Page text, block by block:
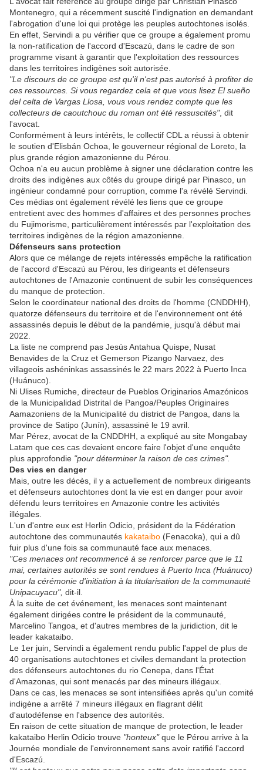
Montenegro, qui a récemment suscité l'indignation en demandant
l'abrogation d'une loi qui protège les peuples autochtones isolés.
En effet, Servindi a pu vérifier que ce groupe a également promu
la non-ratification de l'accord d'Escazú, dans le cadre de son
programme visant à garantir que l'exploitation des ressources
dans les territoires indigènes soit autorisée.
"Le discours de ce groupe est qu'il n'est pas autorisé à profiter de
ces ressources. Si vous regardez cela et que vous lisez El sueño
del celta de Vargas Llosa, vous vous rendez compte que les
collecteurs de caoutchouc du roman ont été ressuscités", dit
l'avocat.
Conformément à leurs intérêts, le collectif CDL a réussi à obtenir
le soutien d'Elisbán Ochoa, le gouverneur régional de Loreto, la
plus grande région amazonienne du Pérou.
Ochoa n'a eu aucun problème à signer une déclaration contre les
droits des indigènes aux côtés du groupe dirigé par Pinasco, un
ingénieur condamné pour corruption, comme l'a révélé Servindi.
Ces médias ont également révélé les liens que ce groupe
entretient avec des hommes d'affaires et des personnes proches
du Fujimorisme, particulièrement intéressés par l'exploitation des
territoires indigènes de la région amazonienne.
Défenseurs sans protection
Alors que ce mélange de rejets intéressés empêche la ratification
de l'accord d'Escazú au Pérou, les dirigeants et défenseurs
autochtones de l'Amazonie continuent de subir les conséquences
du manque de protection.
Selon le coordinateur national des droits de l'homme (CNDDHH),
quatorze défenseurs du territoire et de l'environnement ont été
assassinés depuis le début de la pandémie, jusqu'à début mai
2022.
La liste ne comprend pas Jesús Antahua Quispe, Nusat
Benavides de la Cruz et Gemerson Pizango Narvaez, des
villageois ashéninkas assassinés le 22 mars 2022 à Puerto Inca
(Huánuco).
Ni Ulises Rumiche, directeur de Pueblos Originarios Amazónicos
de la Municipalidad Distrital de Pangoa/Peuples Originaires
Aamazoniens de la Municipalité du district de Pangoa, dans la
province de Satipo (Junín), assassiné le 19 avril.
Mar Pérez, avocat de la CNDDHH, a expliqué au site Mongabay
Latam que ces cas devaient encore faire l'objet d'une enquête
plus approfondie "pour déterminer la raison de ces crimes".
Des vies en danger
Mais, outre les décès, il y a actuellement de nombreux dirigeants
et défenseurs autochtones dont la vie est en danger pour avoir
défendu leurs territoires en Amazonie contre les activités
illégales.
L'un d'entre eux est Herlin Odicio, président de la Fédération
autochtone des communautés kakataibo (Fenacoka), qui a dû
fuir plus d'une fois sa communauté face aux menaces.
"Ces menaces ont recommencé à se renforcer parce que le 11
mai, certaines autorités se sont rendues à Puerto Inca (Huánuco)
pour la cérémonie d'initiation à la titularisation de la communauté
Unipacuyacu", dit-il.
À la suite de cet événement, les menaces sont maintenant
également dirigées contre le président de la communauté,
Marcelino Tangoa, et d'autres membres de la juridiction, dit le
leader kakataibo.
Le 1er juin, Servindi a également rendu public l'appel de plus de
40 organisations autochtones et civiles demandant la protection
des défenseurs autochtones du rio Cenepa, dans l'État
d'Amazonas, qui sont menacés par des mineurs illégaux.
Dans ce cas, les menaces se sont intensifiées après qu'un comité
indigène a arrêté 7 mineurs illégaux en flagrant délit
d'autodéfense en l'absence des autorités.
En raison de cette situation de manque de protection, le leader
kakataibo Herlin Odicio trouve "honteux"que le Pérou arrive à la
Journée mondiale de l'environnement sans avoir ratifié l'accord
d'Escazú.